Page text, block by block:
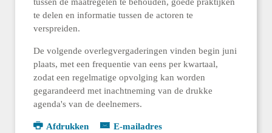
te delen en informatie tussen de actoren te
verspreiden.
De volgende overlegvergaderingen vinden begin juni
plaats, met een frequentie van eens per kwartaal,
zodat een regelmatige opvolging kan worden
gegarandeerd met inachtneming van de drukke
agenda's van de deelnemers.
Afdrukken E-mailadres